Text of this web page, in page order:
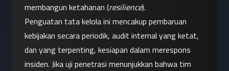
membangun ketahanan (resilience).
Penguatan tata kelola ini mencakup pembaruan
kebijakan secara periodik, audit internal yang ketat,
dan yang terpenting, kesiapan dalam merespons
insiden. Jika uji penetrasi menunjukkan bahwa tim